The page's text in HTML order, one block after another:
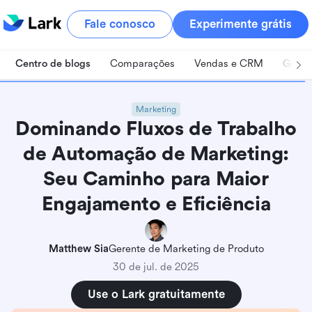
Fale conosco Experimente grátis
Centro de blogs Comparações Vendas e CRM
Marketing
Dominando Fluxos de Trabalho
de Automação de Marketing:
Seu Caminho para Maior
Engajamento e Eficiência
Matthew SiaGerente de Marketing de Produto
30 de jul. de 2025
Use o Lark gratuitamente